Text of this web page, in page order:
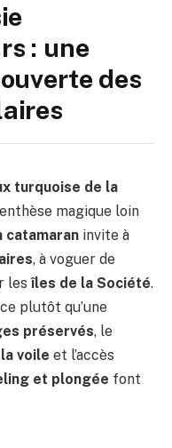
: une
des
turquoise de la
magique loin
catamaran invite à
, à voguer de
lesîles de la Société.
plutôt qu’une
préservés, le
voile et l’accès
et plongée font